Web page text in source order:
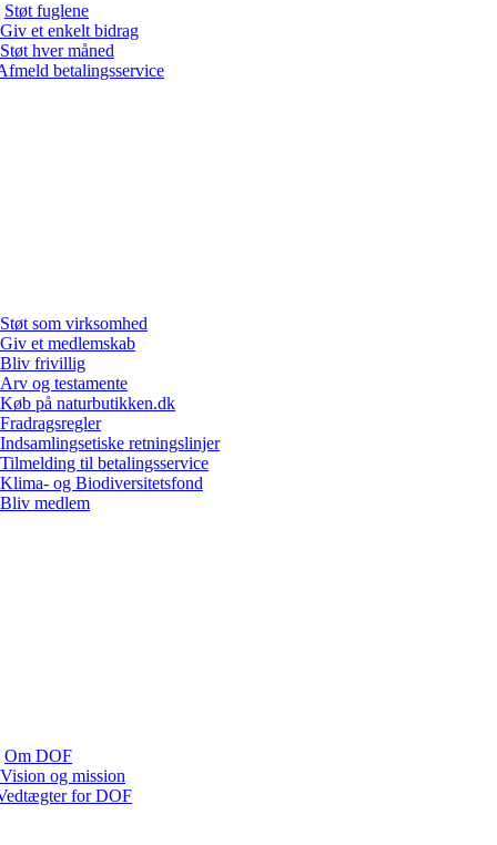
Støt fuglene
Giv et enkelt bidrag
Støt hver måned
betalingsservice
Støt som virksomhed
Giv et medlemskab
Bliv frivillig
Arv og testamente
Køb på naturbutikken.dk
Fradragsregler
Indsamlingsetiske retningslinjer
Tilmelding til betalingsservice
Klima- og Biodiversitetsfond
Bliv medlem
Om DOF
Vision og mission
for DOF